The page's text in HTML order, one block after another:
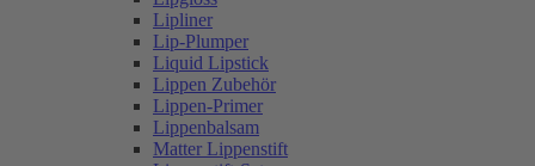
Lipliner
Lip-Plumper
Liquid Lipstick
Lippen Zubehör
Lippen-Primer
Lippenbalsam
Matter Lippenstift